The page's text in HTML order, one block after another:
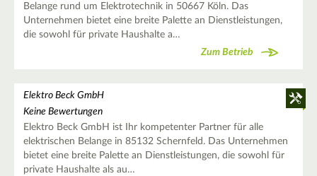
Belange rund um Elektrotechnik in 50667 Köln. Das
Unternehmen bietet eine breite Palette an Dienstleistungen,
die sowohl für private Haushalte a…
Zum Betrieb
Elektro Beck GmbH
Keine Bewertungen
Elektro Beck GmbH ist Ihr kompetenter Partner für alle
elektrischen Belange in 85132 Schernfeld. Das Unternehmen
bietet eine breite Palette an Dienstleistungen, die sowohl für
private Haushalte als au…